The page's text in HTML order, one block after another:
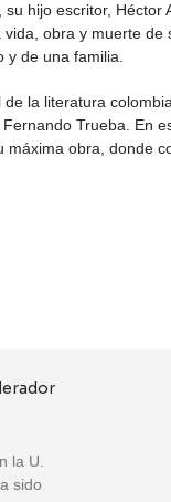
hijo escritor, Héctor
vida, obra y muerte
de una familia.
de la literatura
Trueba. En
obra, donde
la U.
sido